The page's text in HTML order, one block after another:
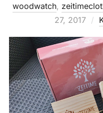
woodwatch,
27, 2017